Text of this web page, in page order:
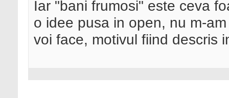
Iar "bani frumosi" este ceva
o idee pusa in open, nu m-
voi face, motivul fiind descris